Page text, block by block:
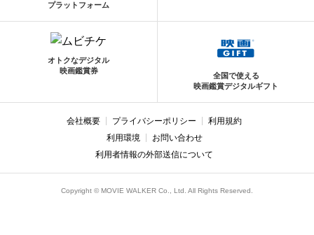
プラットフォーム
オトクなデジタル
映画鑑賞券
全国で使える
映画鑑賞デジタルギフト
会社概要 プライバシーポリシー
利用規約
利用環境
お問い合わせ
利用者情報の外部送信について
Copyright © MOVIE WALKER Co., Ltd. All Rights Reserved.